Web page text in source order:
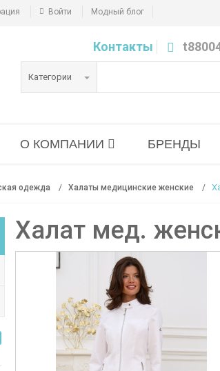
Войти Модный блог
Контакты
Категории
О КОМПАНИИ БРЕНДЫ
одежда Халаты медицинские женские
Халат мед.